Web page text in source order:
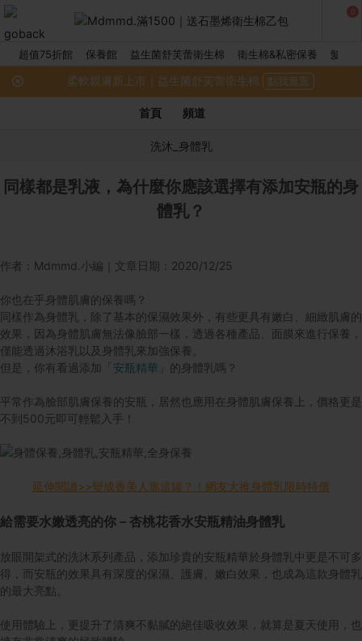
0
超值75折館 保養館 益生菌舒芙蕾衛生棉 衛生棉&私密保養 髮品館
柔軟親膚新上市｜益生菌舒芙蕾衛生棉 點我逛逛
首頁 頻道
洗沐_身體乳
同樣都是乳液，為什麼你應該選擇有添加安瓶的身
體乳？
作者：Mdmmd.小編｜文章日期：2020/12/25
你也在乎身體肌膚的保養嗎？
同樣作為身體乳，除了基本的保濕效果外，有些更具有嫩白、細緻肌膚的
效果，因為身體肌膚無法像臉部一樣，透過各種產品、面膜來進行保養，
僅能透過沐浴乳以及身體乳來加強保養。
但是，你有看過添加「 安瓶精華 」的身體乳嗎？
平常作為臉部肌膚保養的安瓶，居然也應用在身體肌膚保養上，價格更是
不到500元即可輕鬆入手！
延伸閱讀>>變成香美人靠這罐？！網友大推身體乳限時特價
給需要水嫩透亮的你－杏桃花香水安瓶精油身體乳
放眼開架式的洗沐系列產品，添加珍貴的安瓶精華於身體乳中更是不可多
得，而安瓶的效果具有深度的保濕、護膚、嫩白效果，也成為這款身體乳
的最大亮點。
使用體驗上，更提升了清爽不黏膩的絕佳吸收效果，就算是夏天使用，也